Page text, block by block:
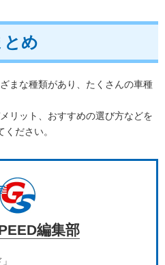
とめ
まな種類があり、たくさんの車種
リット、おすすめの選び方などを
ださい。
編集部